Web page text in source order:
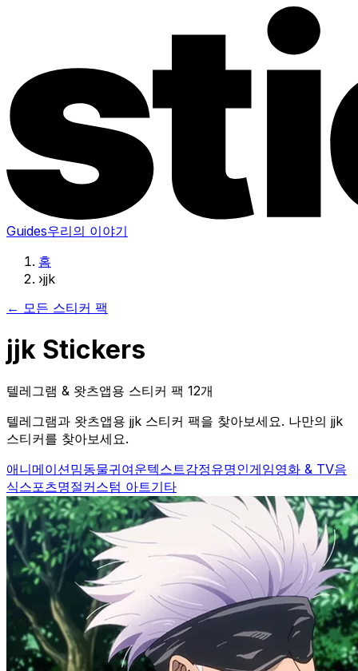
Guides우리의 이야기
홈
›jjk
← 모든 스티커 팩
jjk Stickers
텔레그램 & 왓츠앱용 스티커 팩 12개
텔레그램과 왓츠앱용 jjk 스티커 팩을 찾아보세요. 나만의 jjk
스티커를 찾아보세요.
애니메이션밈동물귀여운텍스트감정유명인게임영화 & TV음
식스포츠명절커스텀 아트기타